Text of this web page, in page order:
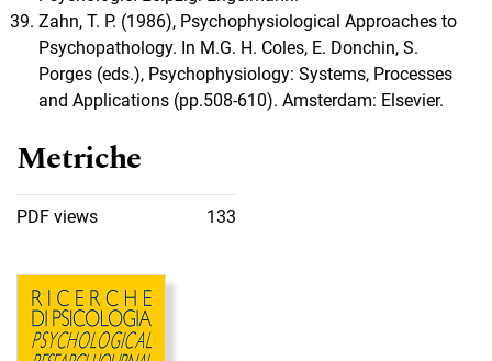
Zahn, T. P. (1986), Psychophysiological Approaches to
Psychopathology. In M.G. H. Coles, E. Donchin, S.
Porges (eds.), Psychophysiology: Systems, Processes
and Applications (pp.508-610). Amsterdam: Elsevier.
Metriche
PDF views 133
Immagine di copertina